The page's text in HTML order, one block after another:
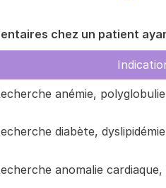
chez un patient
anémie, polyglobulie
diabète, dyslipidémie
anomalie